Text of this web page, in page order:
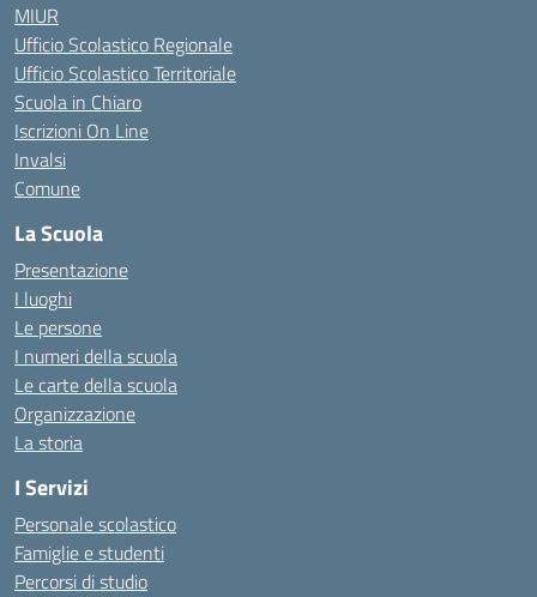
MIUR
Ufficio Scolastico Regionale
Ufficio Scolastico Territoriale
Scuola in Chiaro
Iscrizioni On Line
Invalsi
Comune
La Scuola
Presentazione
I luoghi
Le persone
I numeri della scuola
Le carte della scuola
Organizzazione
La storia
I Servizi
Personale scolastico
Famiglie e studenti
Percorsi di studio